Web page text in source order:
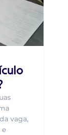
vaga,
e